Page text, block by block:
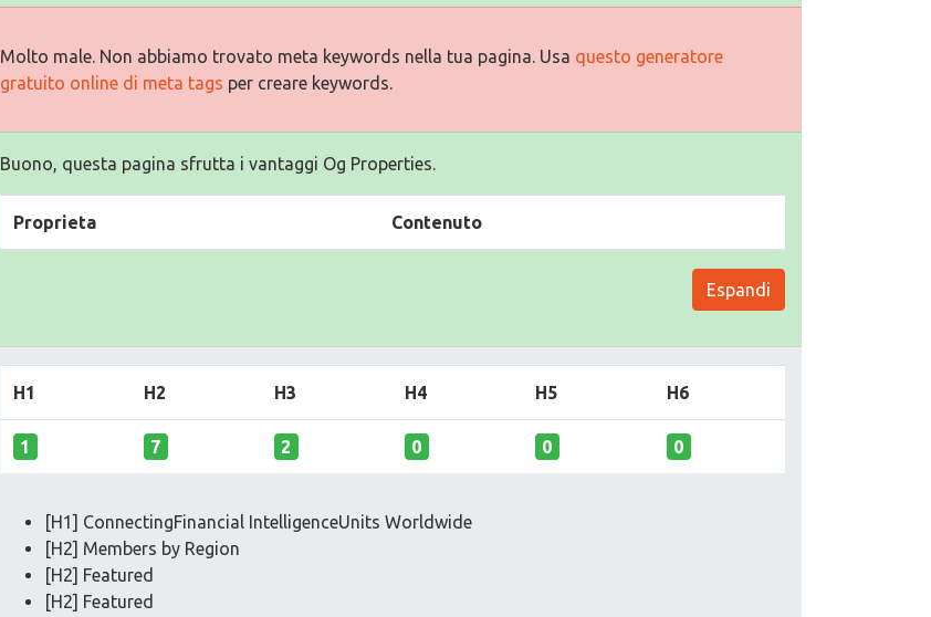
Molto male. Non abbiamo trovato meta keywords nella tua pagina. Usa questo generatore
gratuito online di meta tags per creare keywords.
Buono, questa pagina sfrutta i vantaggi Og Properties.
Proprieta Contenuto
Espandi
H1 H2 H3 H4 H5 H6
1 7 2 0 0 0
[H1] ConnectingFinancial IntelligenceUnits Worldwide
[H2] Members by Region
[H2] Featured
[H2] Featured